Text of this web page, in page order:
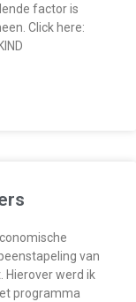
factor is
Click here:
van
Hierover werd ik
programma